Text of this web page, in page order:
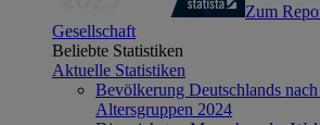
Zum
Gesellschaft
Beliebte Statistiken
Aktuelle Statistiken
Bevölkerung Deutschlands
Altersgruppen 2024